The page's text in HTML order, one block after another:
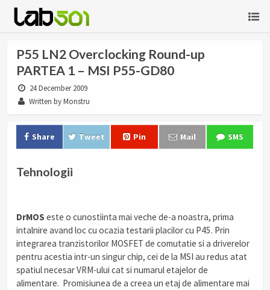
P55 LN2 Overclocking Round-up
PARTEA 1 – MSI P55-GD80
24 December 2009
Written by Monstru
Share Tweet Pin Mail SMS
Tehnologii
DrMOS este o cunostiinta mai veche de-a noastra, prima
intalnire avand loc cu ocazia testarii placilor cu P45. Prin
integrarea tranzistorilor MOSFET de comutatie si a driverelor
pentru acestia intr-un singur chip, cei de la MSI au redus atat
spatiul necesar VRM-ului cat si numarul etajelor de
alimentare. Promisiunea de a creea un etaj de alimentare mai